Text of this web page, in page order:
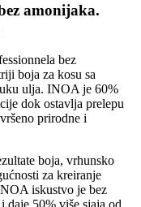
amonijaka.
bez
boja za kosu sa
ulja. INOA je 60%
dok ostavlja prelepu
prirodne i
boja, vrhunsko
za kreiranje
iskustvo je bez
daje 50% više sjaja od